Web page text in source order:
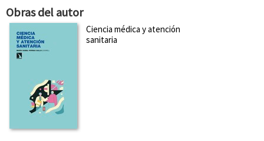
Obras del autor
Ciencia médica y atención
sanitaria